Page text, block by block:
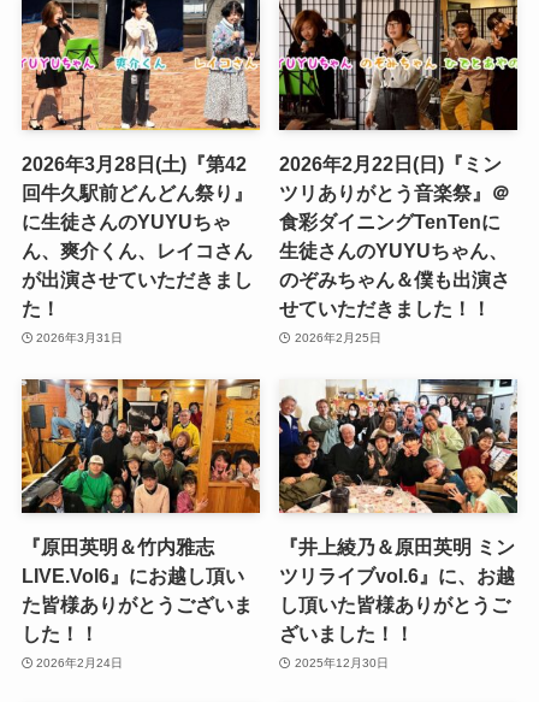
2026年3月28日(土)『第42
回牛久駅前どんどん祭り』
に生徒さんのYUYUちゃ
ん、爽介くん、レイコさん
が出演させていただきまし
た！
2026年3月31日
2026年2月22日(日)『ミン
ツリありがとう音楽祭』＠
食彩ダイニングTenTenに
生徒さんのYUYUちゃん、
のぞみちゃん＆僕も出演さ
せていただきました！！
2026年2月25日
『原田英明＆竹内雅志
LIVE.Vol6』にお越し頂い
た皆様ありがとうございま
した！！
2026年2月24日
『井上綾乃＆原田英明 ミン
ツリライブvol.6』に、お越
し頂いた皆様ありがとうご
ざいました！！
2025年12月30日